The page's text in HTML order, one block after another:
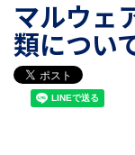
マルウェ
類につい